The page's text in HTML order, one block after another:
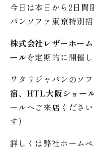
今日は本日から2日間
パンソファ東京特別
株式会社レザーホーム
ールを定期的に開催し
ワタリジャパンのソ
宿、HTL大阪ショー
ールへご来店くださ
す）
詳しくは弊社ホーム